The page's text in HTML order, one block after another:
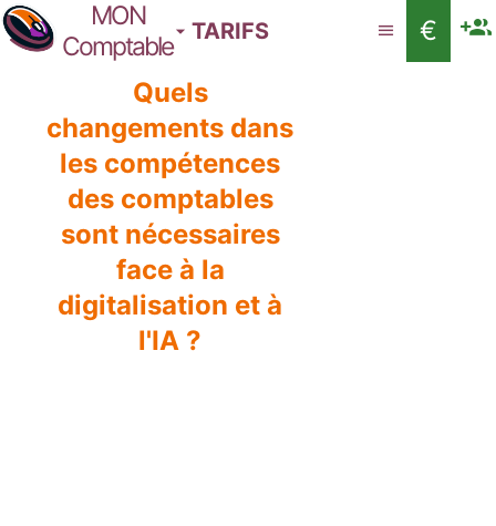
MON
Comptable
TARIFS
€
Quels
changements dans
les compétences
des comptables
sont nécessaires
face à la
digitalisation et à
l'IA ?